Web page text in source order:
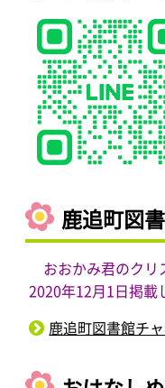
鹿追町図
おおかみ君のクリ
2020年12月1日掲載
鹿追町図書館チ